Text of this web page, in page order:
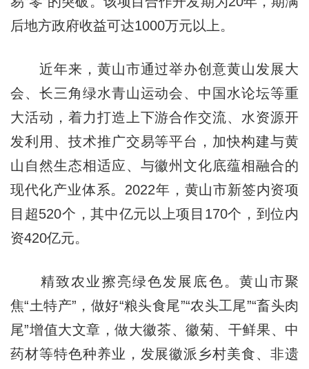
后地方政府收益可达1000万元以上。
近年来，黄山市通过举办创意黄山发展大
会、长三角绿水青山运动会、中国水论坛等重
大活动，着力打造上下游合作交流、水资源开
发利用、技术推广交易等平台，加快构建与黄
山自然生态相适应、与徽州文化底蕴相融合的
现代化产业体系。2022年，黄山市新签内资项
目超520个，其中亿元以上项目170个，到位内
资420亿元。
精致农业擦亮绿色发展底色。黄山市聚
焦“土特产”，做好“粮头食尾”“农头工尾”“畜头肉
尾”增值大文章，做大徽茶、徽菊、干鲜果、中
药材等特色种养业，发展徽派乡村美食、非遗